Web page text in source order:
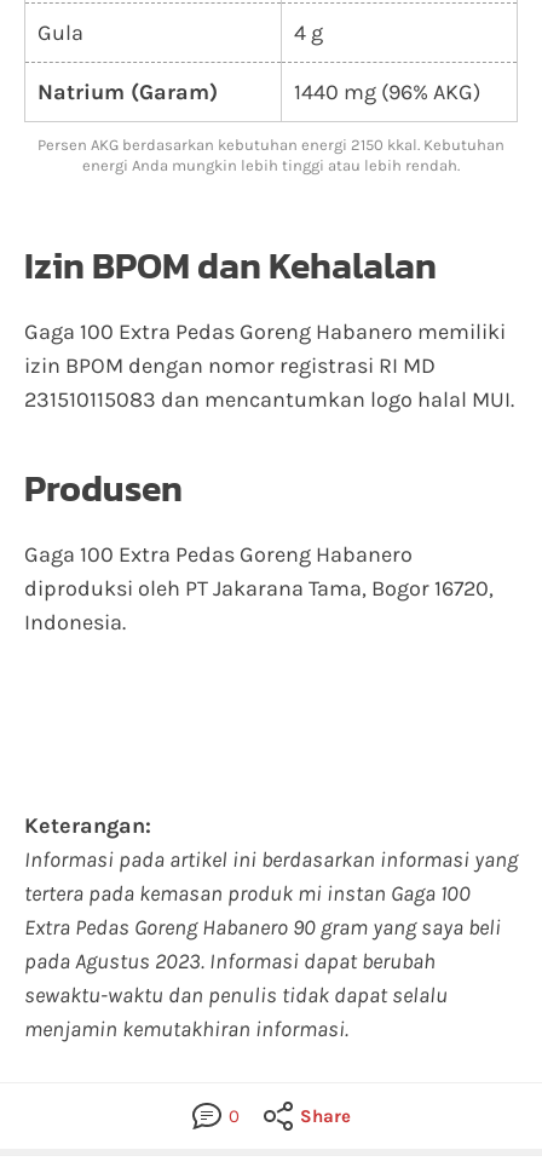
Gula 4 g
Natrium (Garam) 1440 mg (96% AKG)
Persen AKG berdasarkan kebutuhan energi 2150 kkal. Kebutuhan
energi Anda mungkin lebih tinggi atau lebih rendah.
Izin BPOM dan Kehalalan
Gaga 100 Extra Pedas Goreng Habanero memiliki
izin BPOM dengan nomor registrasi RI MD
231510115083 dan mencantumkan logo halal MUI.
Produsen
Gaga 100 Extra Pedas Goreng Habanero
diproduksi oleh PT Jakarana Tama, Bogor 16720,
Indonesia.
Keterangan:
Informasi pada artikel ini berdasarkan informasi yang
tertera pada kemasan produk mi instan Gaga 100
Extra Pedas Goreng Habanero 90 gram yang saya beli
pada Agustus 2023. Informasi dapat berubah
sewaktu-waktu dan penulis tidak dapat selalu
menjamin kemutakhiran informasi.
0 Share